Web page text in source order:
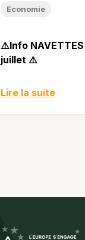
Economie
⚠️Info
juillet ⚠️
Lire la suite